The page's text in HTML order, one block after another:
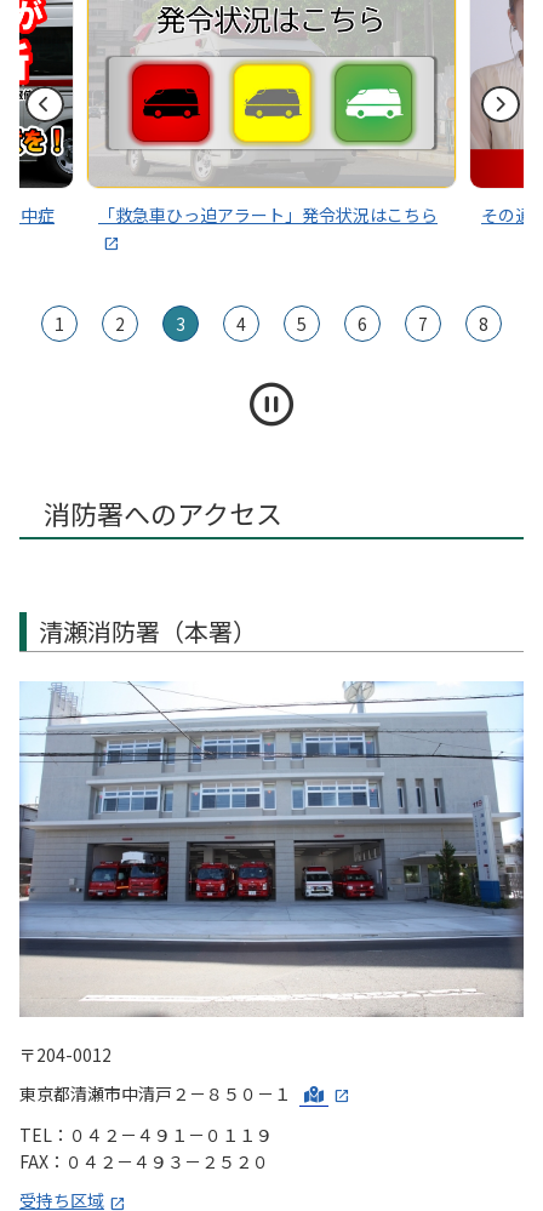
中症 「救急車ひっ迫アラート」発令状況はこちら その通
1 2 3 4 5 6 7 8
消防署へのアクセス
清瀬消防署（本署）
〒204-0012
東京都清瀬市中清戸２－８５０－１
TEL：０４２－４９１－０１１９
FAX：０４２－４９３－２５２０
受持ち区域